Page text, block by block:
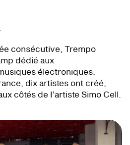
consécutive, Trempo
dédié aux
électroniques.
dix artistes ont créé,
côtés de l’artiste Simo Cell.